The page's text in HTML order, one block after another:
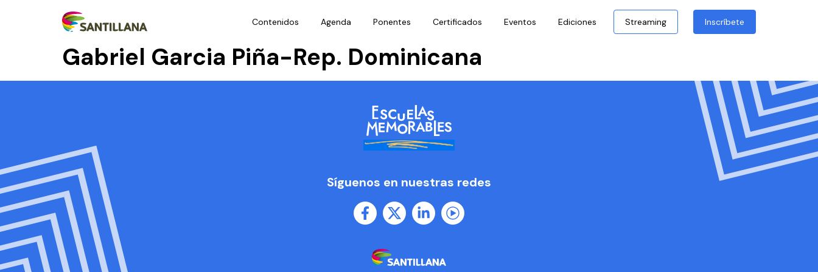
Contenidos Agenda Ponentes Certificados Eventos Ediciones Streaming Inscríbete
Gabriel Garcia Piña-Rep. Dominicana
Síguenos en nuestras redes